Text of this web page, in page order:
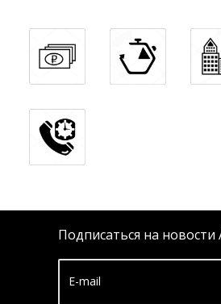
Подписаться на новости
E-mail